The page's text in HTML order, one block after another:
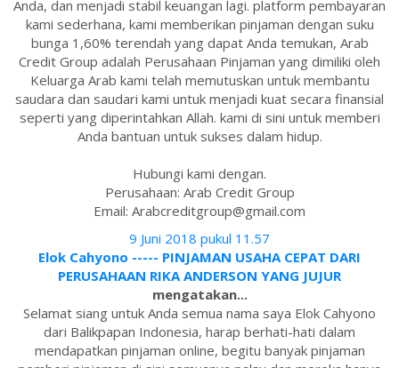
Anda, dan menjadi stabil keuangan lagi. platform pembayaran
kami sederhana, kami memberikan pinjaman dengan suku
bunga 1,60% terendah yang dapat Anda temukan, Arab
Credit Group adalah Perusahaan Pinjaman yang dimiliki oleh
Keluarga Arab kami telah memutuskan untuk membantu
saudara dan saudari kami untuk menjadi kuat secara finansial
seperti yang diperintahkan Allah. kami di sini untuk memberi
Anda bantuan untuk sukses dalam hidup.
Hubungi kami dengan.
Perusahaan: Arab Credit Group
Email: Arabcreditgroup@gmail.com
9 Juni 2018 pukul 11.57
Elok Cahyono ----- PINJAMAN USAHA CEPAT DARI
PERUSAHAAN RIKA ANDERSON YANG JUJUR
mengatakan...
Selamat siang untuk Anda semua nama saya Elok Cahyono
dari Balikpapan Indonesia, harap berhati-hati dalam
mendapatkan pinjaman online, begitu banyak pinjaman